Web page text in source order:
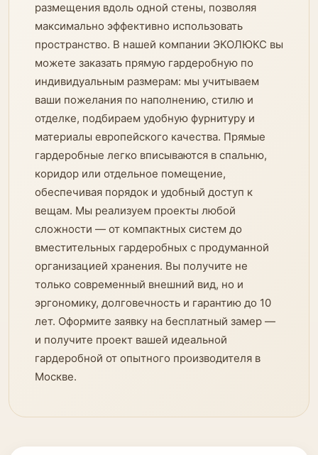
размещения вдоль одной стены, позволяя
максимально эффективно использовать
пространство. В нашей компании ЭКОЛЮКС вы
можете заказать прямую гардеробную по
индивидуальным размерам: мы учитываем
ваши пожелания по наполнению, стилю и
отделке, подбираем удобную фурнитуру и
материалы европейского качества. Прямые
гардеробные легко вписываются в спальню,
коридор или отдельное помещение,
обеспечивая порядок и удобный доступ к
вещам. Мы реализуем проекты любой
сложности — от компактных систем до
вместительных гардеробных с продуманной
организацией хранения. Вы получите не
только современный внешний вид, но и
эргономику, долговечность и гарантию до 10
лет. Оформите заявку на бесплатный замер —
и получите проект вашей идеальной
гардеробной от опытного производителя в
Москве.